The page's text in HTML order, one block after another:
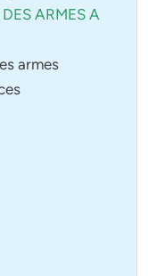
ARMES A
armes